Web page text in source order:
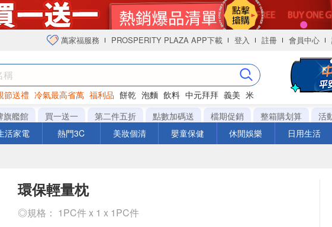
萬家福服務 PROSPERITY PLAZA APP下載 登入 註冊 會員中心
節送禮 冷氣最高省萬 福利品 餅乾 泡麵 飲料 中元拜拜 義美 米
旗艦館 買一送一 第二件五折 點數加碼送 檔期促銷 整箱購划算 活
活家電 熱門3C 美妝個清 嬰童保健 休閒娛樂 日用生活
環保輕量枕
◎規格： 1PC件 x 1 x 1PC件